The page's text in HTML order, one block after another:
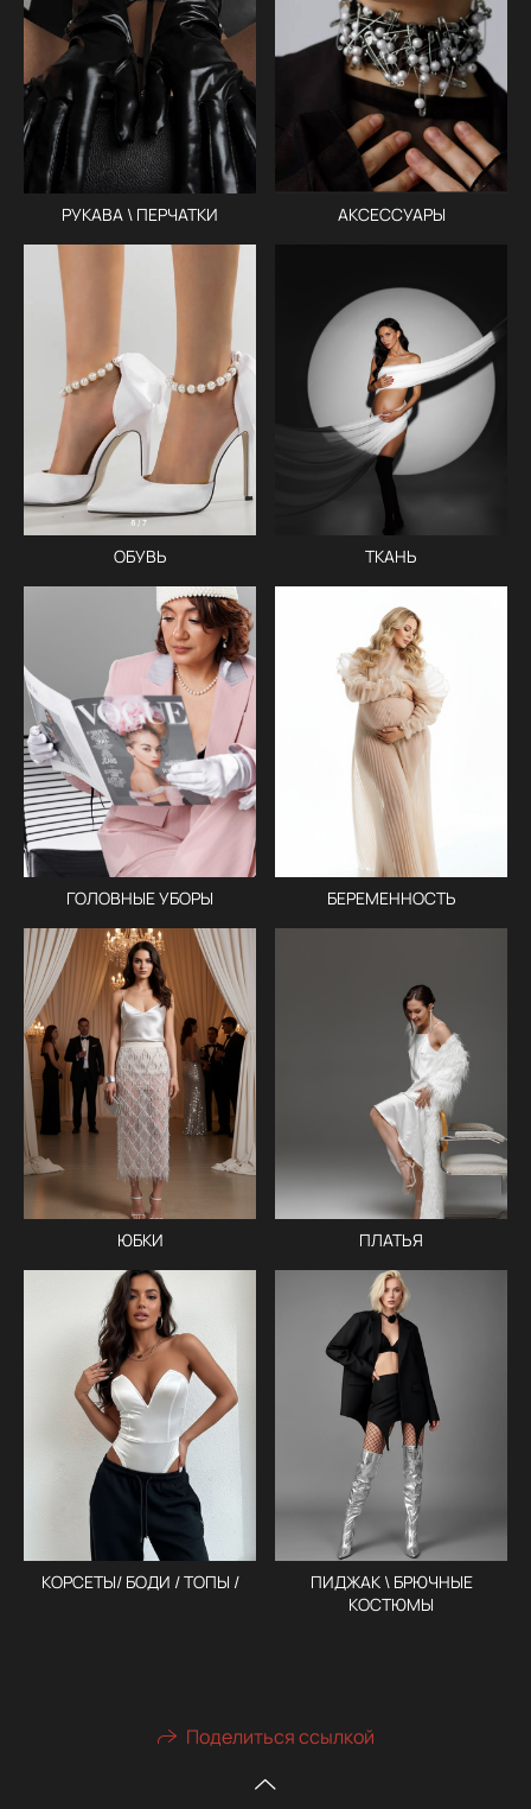
РУКАВА \ ПЕРЧАТКИ АКСЕССУАРЫ
ОБУВЬ ТКАНЬ
ГОЛОВНЫЕ УБОРЫ БЕРЕМЕННОСТЬ
ЮБКИ ПЛАТЬЯ
КОРСЕТЫ/ БОДИ / ТОПЫ /
ПИДЖАК \ БРЮЧНЫЕ
КОСТЮМЫ
Поделиться ссылкой